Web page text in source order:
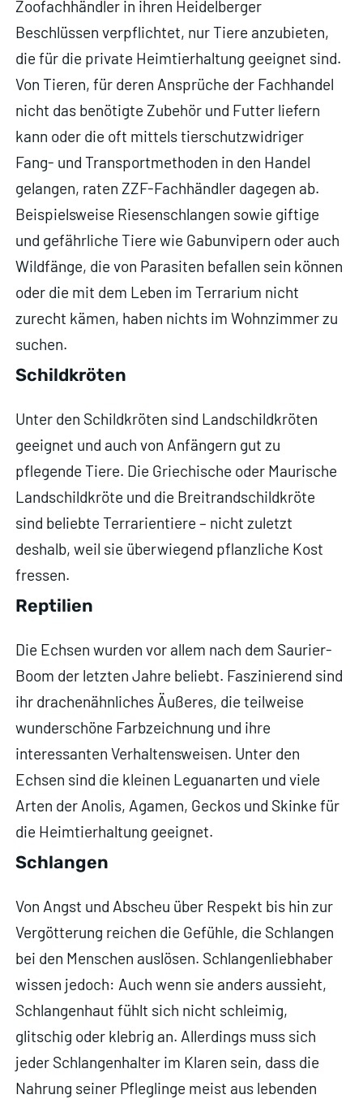
Zoofachhändler in ihren Heidelberger
Beschlüssen verpflichtet, nur Tiere anzubieten,
die für die private Heimtierhaltung geeignet sind.
Von Tieren, für deren Ansprüche der Fachhandel
nicht das benötigte Zubehör und Futter liefern
kann oder die oft mittels tierschutzwidriger
Fang- und Transportmethoden in den Handel
gelangen, raten ZZF-Fachhändler dagegen ab.
Beispielsweise Riesenschlangen sowie giftige
und gefährliche Tiere wie Gabunvipern oder auch
Wildfänge, die von Parasiten befallen sein können
oder die mit dem Leben im Terrarium nicht
zurecht kämen, haben nichts im Wohnzimmer zu
suchen.
Schildkröten
Unter den Schildkröten sind Landschildkröten
geeignet und auch von Anfängern gut zu
pflegende Tiere. Die Griechische oder Maurische
Landschildkröte und die Breitrandschildkröte
sind beliebte Terrarientiere – nicht zuletzt
deshalb, weil sie überwiegend pflanzliche Kost
fressen.
Reptilien
Die Echsen wurden vor allem nach dem Saurier-
Boom der letzten Jahre beliebt. Faszinierend sind
ihr drachenähnliches Äußeres, die teilweise
wunderschöne Farbzeichnung und ihre
interessanten Verhaltensweisen. Unter den
Echsen sind die kleinen Leguanarten und viele
Arten der Anolis, Agamen, Geckos und Skinke für
die Heimtierhaltung geeignet.
Schlangen
Von Angst und Abscheu über Respekt bis hin zur
Vergötterung reichen die Gefühle, die Schlangen
bei den Menschen auslösen. Schlangenliebhaber
wissen jedoch: Auch wenn sie anders aussieht,
Schlangenhaut fühlt sich nicht schleimig,
glitschig oder klebrig an. Allerdings muss sich
jeder Schlangenhalter im Klaren sein, dass die
Nahrung seiner Pfleglinge meist aus lebenden